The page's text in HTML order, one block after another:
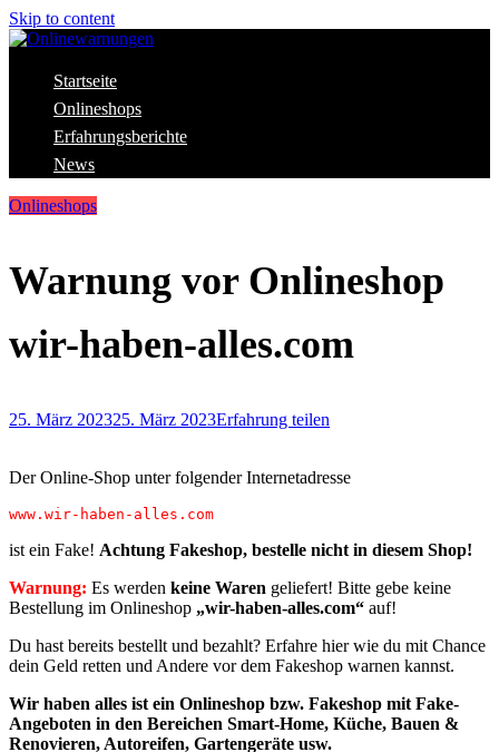
Skip to content
Onlinewarnungen
Aktuelle Warnungen vor Gefahren im Internet
Startseite
Onlineshops
Erfahrungsberichte
News
Onlineshops
Warnung vor Onlineshop
wir-haben-alles.com
25. März 202325. März 2023Erfahrung teilen
Der Online-Shop unter folgender Internetadresse
www.wir-haben-alles.com
ist ein Fake! Achtung Fakeshop, bestelle nicht in diesem Shop!
Warnung: Es werden keine Waren geliefert! Bitte gebe keine
Bestellung im Onlineshop „wir-haben-alles.com“ auf!
Du hast bereits bestellt und bezahlt? Erfahre hier wie du mit Chance
dein Geld retten und Andere vor dem Fakeshop warnen kannst.
Wir haben alles ist ein Onlineshop bzw. Fakeshop mit Fake-
Angeboten in den Bereichen Smart-Home, Küche, Bauen &
Renovieren, Autoreifen, Gartengeräte usw.